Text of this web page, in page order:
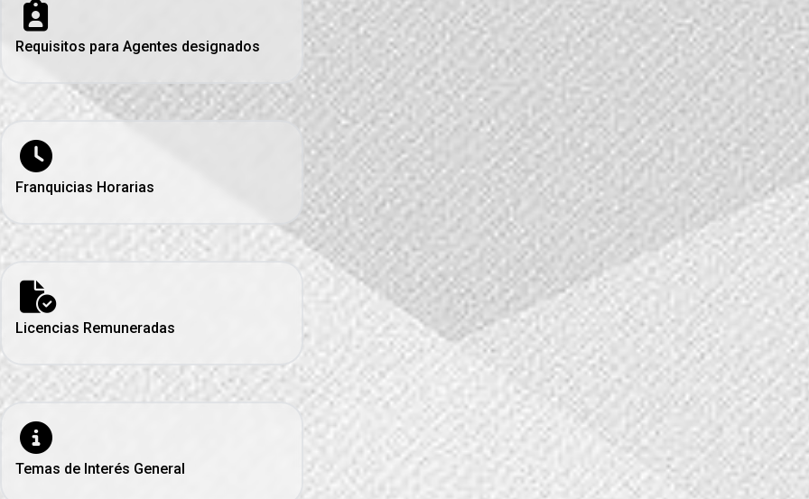
Requisitos para Agentes designados
Franquicias Horarias
Licencias Remuneradas
Temas de Interés General